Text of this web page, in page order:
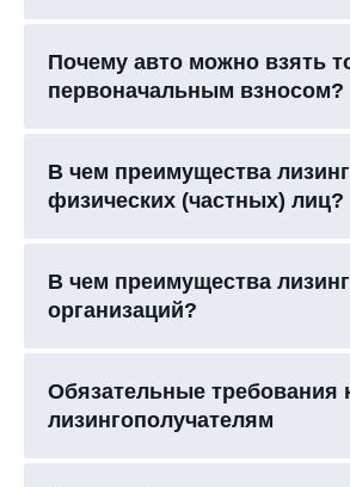
Почему авто можно взять
первоначальным взносом?
В чем преимущества
физических (частных) лиц?
В чем преимущества
организаций?
Обязательные требования
лизингополучателям